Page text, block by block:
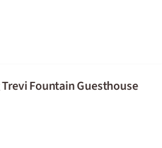
Fountain Guesthouse